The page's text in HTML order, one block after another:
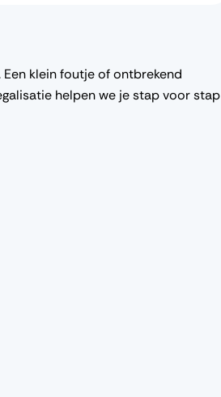
Een klein foutje of ontbrekend
helpen we je stap voor stap